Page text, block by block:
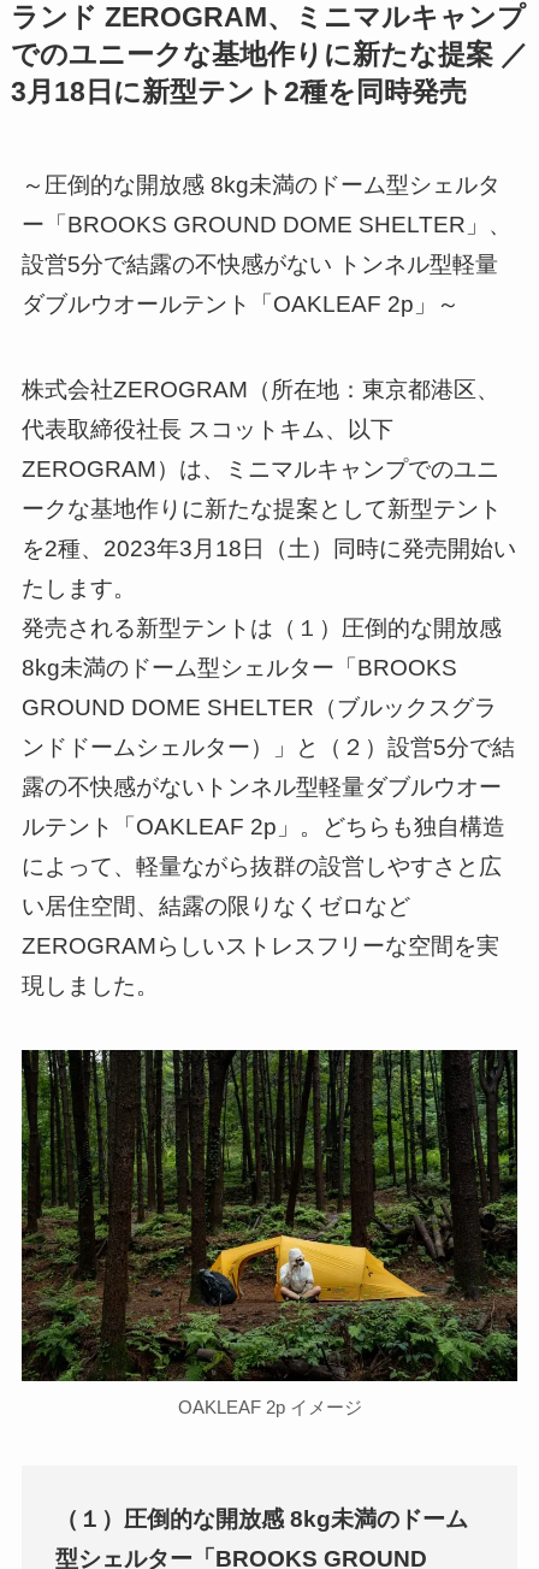
ランド ZEROGRAM、ミニマルキャンプ
でのユニークな基地作りに新たな提案 ／
3月18日に新型テント2種を同時発売
～圧倒的な開放感 8kg未満のドーム型シェルタ
ー「BROOKS GROUND DOME SHELTER」、
設営5分で結露の不快感がない トンネル型軽量
ダブルウオールテント「OAKLEAF 2p」～
株式会社ZEROGRAM（所在地：東京都港区、
代表取締役社長 スコットキム、以下
ZEROGRAM）は、ミニマルキャンプでのユニ
ークな基地作りに新たな提案として新型テント
を2種、2023年3月18日（土）同時に発売開始い
たします。
発売される新型テントは（１）圧倒的な開放感
8kg未満のドーム型シェルター「BROOKS
GROUND DOME SHELTER（ブルックスグラ
ンドドームシェルター）」と（２）設営5分で結
露の不快感がないトンネル型軽量ダブルウオー
ルテント「OAKLEAF 2p」。どちらも独自構造
によって、軽量ながら抜群の設営しやすさと広
い居住空間、結露の限りなくゼロなど
ZEROGRAMらしいストレスフリーな空間を実
現しました。
OAKLEAF 2p イメージ
（１）圧倒的な開放感 8kg未満のドーム
型シェルター「BROOKS GROUND